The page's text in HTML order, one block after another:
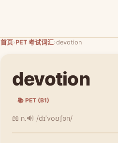
首页›PET 考试词汇›devotion
devotion
📚 PET (B1)
📖 n.🔊 /dɪˈvoʊʃən/